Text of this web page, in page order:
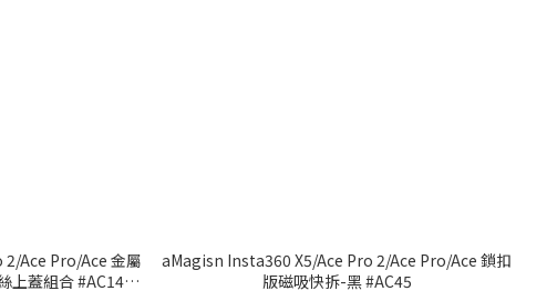
Ace Pro/Ace 金屬
上蓋組合 #AC14
aMagisn Insta360 X5/Ace Pro 2/Ace Pro/Ace 鎖扣
版磁吸快拆-黑 #AC45